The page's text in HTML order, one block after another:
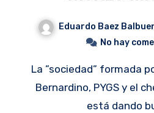
Eduardo Baez
No hay
La ”sociedad” formada por Hamburguesería
Bernardino, PYGS y el
está dando